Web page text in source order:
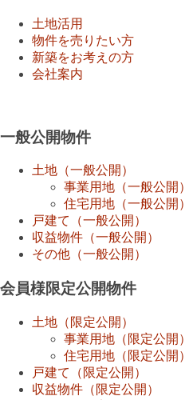
土地活用
物件を売りたい方
新築をお考えの方
会社案内
一般公開物件
土地（一般公開）
事業用地（一般公開）
住宅用地（一般公開）
戸建て（一般公開）
収益物件（一般公開）
その他（一般公開）
会員様限定公開物件
土地（限定公開）
事業用地（限定公開）
住宅用地（限定公開）
戸建て（限定公開）
収益物件（限定公開）